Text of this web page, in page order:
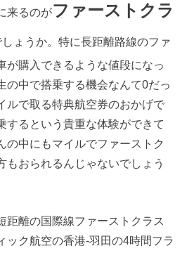
来るのがファーストクラ
ょうか。特に長距離路線のファ
が購入できるような値段になっ
の中で搭乗する機会なんて0だっ
ルで取る特典航空券のおかげで
するという貴重な体験ができて
の中にもマイルでファーストク
もおられるんじゃないでしょう
距離の国際線ファーストクラス
ック航空の香港-羽田の4時間フラ